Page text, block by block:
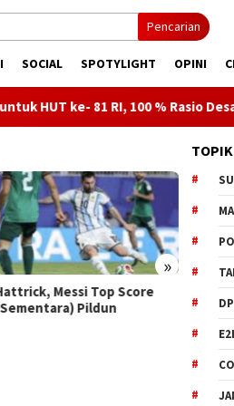
Pencarian
SOCIAL SPOTYLIGHT OPINI
100 % Rasio Desa Gorontalo
»
Clasico Langka, Sikat
Barca Kunci Juara La
Tepat